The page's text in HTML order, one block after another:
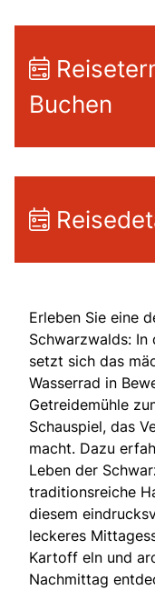
Buchen
Erleben Sie eine
Schwarzwalds: In
setzt sich das
Wasserrad in
Getreidemühle
Schauspiel, das
macht. Dazu
Leben der
traditionsreiche
diesem
leckeres
Kartoff eln und
Nachmittag